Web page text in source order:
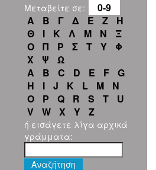
Μεταβείτε σε:
0-9
Α
Β Γ Δ Ε Ζ
Η
Θ
Ι Κ Λ Μ Ν
Ξ
Ο
Π Ρ Σ Τ Υ
Φ
Χ
Ψ
Ω
A
B C D E F
G
H
I J K L M
N
O
P Q R S T
U
V
W X Y Z
ή εισάγετε λίγα αρχικά
γράμματα: